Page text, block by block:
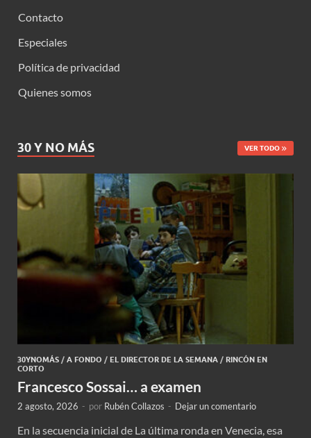
Contacto
Especiales
Política de privacidad
Quienes somos
30 Y NO MÁS VER TODO
30YNOMÁS / A FONDO / EL DIRECTOR DE LA SEMANA / RINCÓN EN
CORTO
Francesco Sossai… a examen
2 agosto, 2026 - por Rubén Collazos - Dejar un comentario
En la secuencia inicial de La última ronda en Venecia, esa